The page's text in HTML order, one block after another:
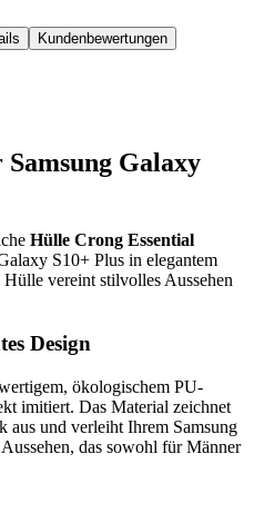
Kundenbewertungen
Galaxy
Hülle Crong Essential
S10+ Plus in elegantem
vereint stilvolles Aussehen
Design
ökologischem PU-
imitiert. Das Material zeichnet
aus und verleiht Ihrem Samsung
das sowohl für Männer